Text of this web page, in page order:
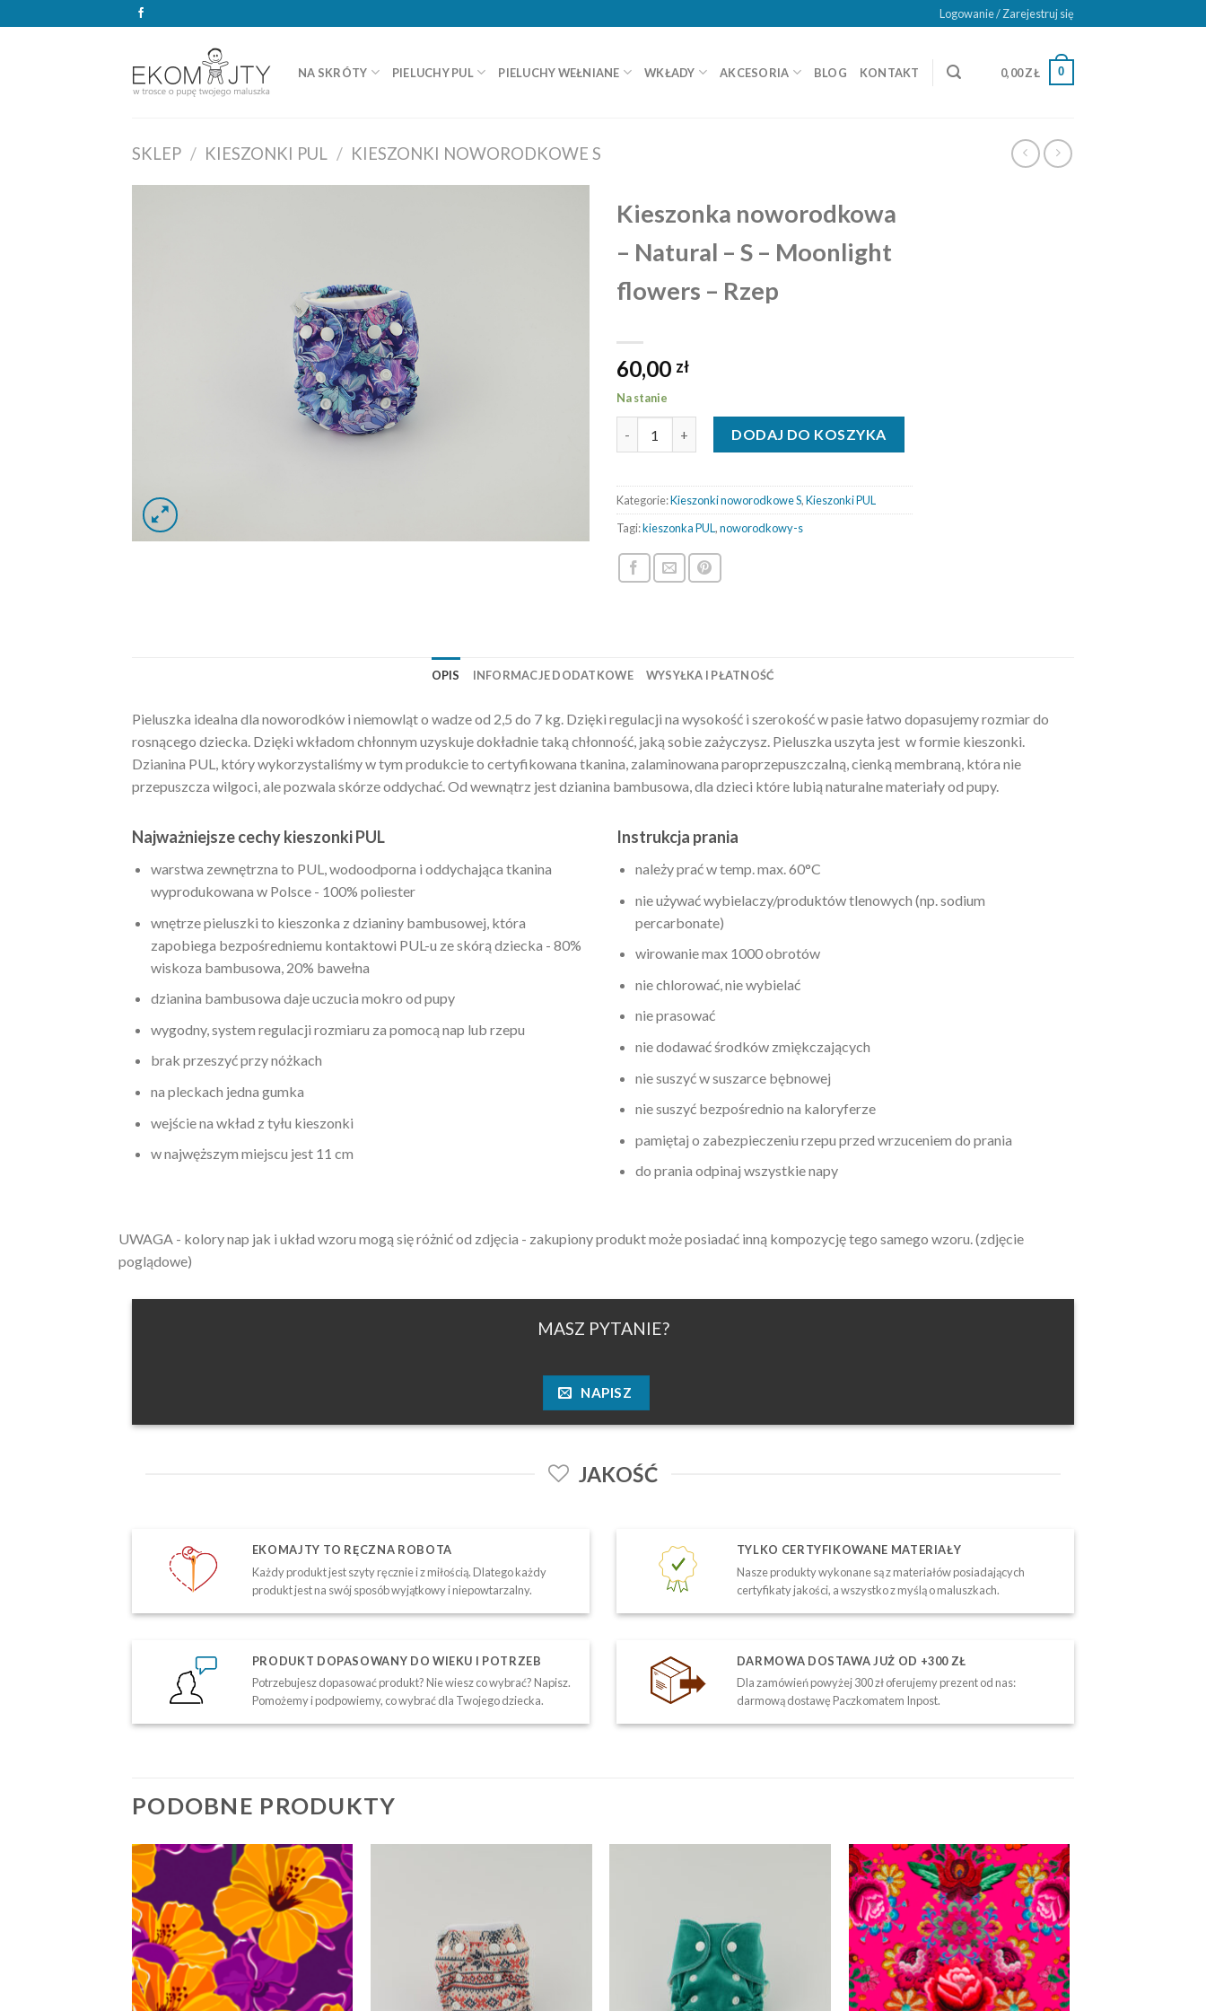
to
Logowanie / Zarejestruj się
NA SKRÓTY PIELUCHY PUL PIELUCHY WEŁNIANE WKŁADY AKCESORIA BLOG KONTAKT 0,00ZŁ 0
SKLEP / KIESZONKI PUL / KIESZONKI NOWORODKOWE S
Kieszonka noworodkowa
– Natural – S – Moonlight
flowers – Rzep
60,00 zł
Na stanie
DODAJ DO KOSZYKA
Kategorie:Kieszonki noworodkowe S,Kieszonki PUL
Tagi:kieszonka PUL,noworodkowy-s
OPIS INFORMACJE DODATKOWE WYSYŁKA I PŁATNOŚĆ
Pieluszka idealna dla noworodków i niemowląt o wadze od 2,5 do 7 kg. Dzięki regulacji na wysokość i szerokość w pasie łatwo dopasujemy rozmiar do
rosnącego dziecka. Dzięki wkładom chłonnym uzyskuje dokładnie taką chłonność, jaką sobie zażyczysz. Pieluszka uszyta jest w formie kieszonki.
Dzianina PUL, który wykorzystaliśmy w tym produkcie to certyfikowana tkanina, zalaminowana paroprzepuszczalną, cienką membraną, która nie
przepuszcza wilgoci, ale pozwala skórze oddychać. Od wewnątrz jest dzianina bambusowa, dla dzieci które lubią naturalne materiały od pupy.
Najważniejsze cechy kieszonki PUL
warstwa zewnętrzna to PUL, wodoodporna i oddychająca tkanina
wyprodukowana w Polsce - 100% poliester
wnętrze pieluszki to kieszonka z dzianiny bambusowej, która
zapobiega bezpośredniemu kontaktowi PUL-u ze skórą dziecka - 80%
wiskoza bambusowa, 20% bawełna
dzianina bambusowa daje uczucia mokro od pupy
wygodny, system regulacji rozmiaru za pomocą nap lub rzepu
brak przeszyć przy nóżkach
na pleckach jedna gumka
wejście na wkład z tyłu kieszonki
w najwęższym miejscu jest 11 cm
Instrukcja prania
należy prać w temp. max. 60°C
nie używać wybielaczy/produktów tlenowych (np. sodium
percarbonate)
wirowanie max 1000 obrotów
nie chlorować, nie wybielać
nie prasować
nie dodawać środków zmiękczających
nie suszyć w suszarce bębnowej
nie suszyć bezpośrednio na kaloryferze
pamiętaj o zabezpieczeniu rzepu przed wrzuceniem do prania
do prania odpinaj wszystkie napy
UWAGA - kolory nap jak i układ wzoru mogą się różnić od zdjęcia - zakupiony produkt może posiadać inną kompozycję tego samego wzoru. (zdjęcie
poglądowe)
MASZ PYTANIE?
NAPISZ
JAKOŚĆ
EKOMAJTY TO RĘCZNA ROBOTA
Każdy produkt jest szyty ręcznie i z miłością. Dlatego każdy
produkt jest na swój sposób wyjątkowy i niepowtarzalny.
TYLKO CERTYFIKOWANE MATERIAŁY
Nasze produkty wykonane są z materiałów posiadających
certyfikaty jakości, a wszystko z myślą o maluszkach.
PRODUKT DOPASOWANY DO WIEKU I POTRZEB
Potrzebujesz dopasować produkt? Nie wiesz co wybrać? Napisz.
Pomożemy i podpowiemy, co wybrać dla Twojego dziecka.
DARMOWA DOSTAWA JUŻ OD +300 ZŁ
Dla zamówień powyżej 300 zł oferujemy prezent od nas:
darmową dostawę Paczkomatem Inpost.
PODOBNE PRODUKTY